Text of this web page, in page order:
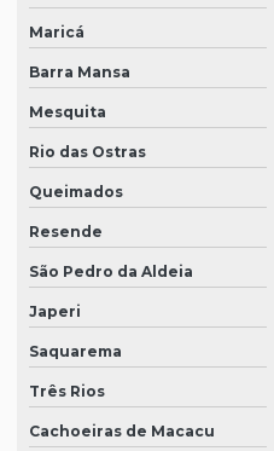
Maricá
Barra Mansa
Mesquita
Rio das Ostras
Queimados
Resende
São Pedro da Aldeia
Japeri
Saquarema
Três Rios
Cachoeiras de Macacu